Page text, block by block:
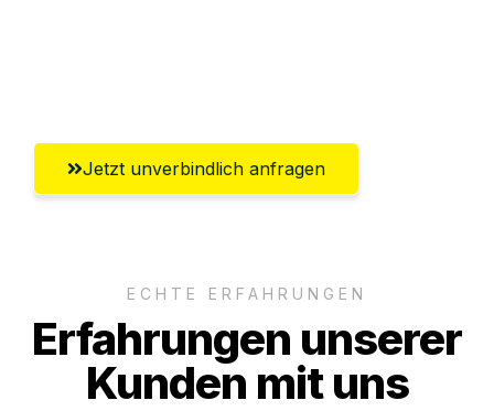
Jetzt unverbindlich anfragen
ECHTE ERFAHRUNGEN
Erfahrungen unserer
Kunden mit uns